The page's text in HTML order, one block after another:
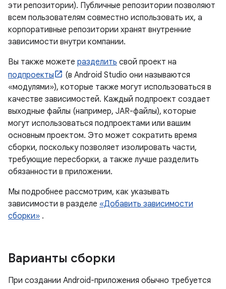
эти репозитории). Публичные репозитории позволяют
всем пользователям совместно использовать их, а
корпоративные репозитории хранят внутренние
зависимости внутри компании.
Вы также можете разделить свой проект на
подпроекты
(в Android Studio они называются
«модулями»), которые также могут использоваться в
качестве зависимостей. Каждый подпроект создает
выходные файлы (например, JAR-файлы), которые
могут использоваться подпроектами или вашим
основным проектом. Это может сократить время
сборки, поскольку позволяет изолировать части,
требующие пересборки, а также лучше разделить
обязанности в приложении.
Мы подробнее рассмотрим, как указывать
зависимости в разделе «Добавить зависимости
сборки» .
Варианты сборки
При создании Android-приложения обычно требуется